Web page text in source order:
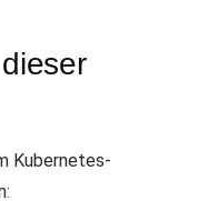
Kubernetes-